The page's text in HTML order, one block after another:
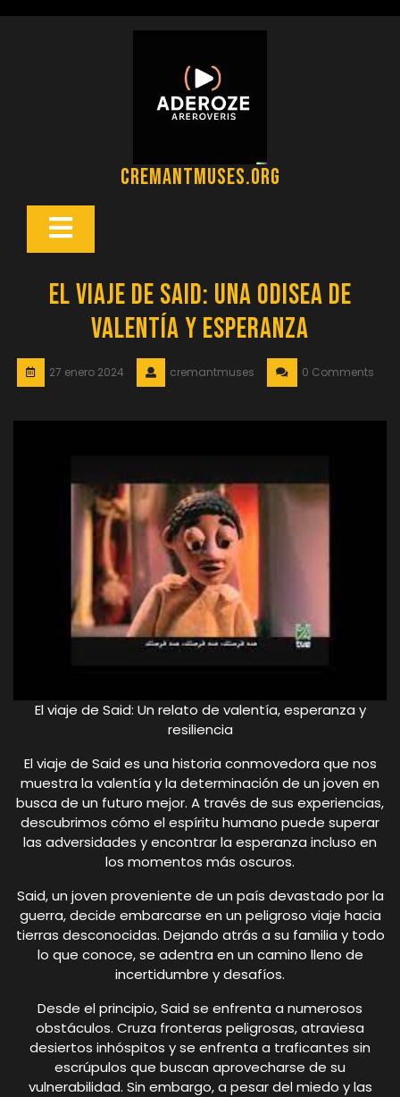
cremantmuses.org
Botón
El Viaje de Said: Una Odisea de
Valentía y Esperanza
27 enero 2024 cremantmuses 0 Comments
El viaje de Said: Un relato de valentía, esperanza y
resiliencia
El viaje de Said es una historia conmovedora que nos
muestra la valentía y la determinación de un joven en
busca de un futuro mejor. A través de sus experiencias,
descubrimos cómo el espíritu humano puede superar
las adversidades y encontrar la esperanza incluso en
los momentos más oscuros.
Said, un joven proveniente de un país devastado por la
guerra, decide embarcarse en un peligroso viaje hacia
tierras desconocidas. Dejando atrás a su familia y todo
lo que conoce, se adentra en un camino lleno de
incertidumbre y desafíos.
Desde el principio, Said se enfrenta a numerosos
obstáculos. Cruza fronteras peligrosas, atraviesa
desiertos inhóspitos y se enfrenta a traficantes sin
escrúpulos que buscan aprovecharse de su
vulnerabilidad. Sin embargo, a pesar del miedo y las